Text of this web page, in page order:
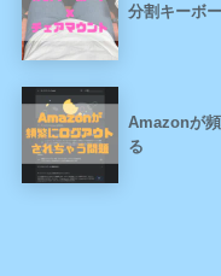
分割キーボ
Amazonが
る